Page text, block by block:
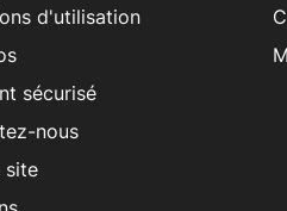
d'utilisation
sécurisé
nous
site